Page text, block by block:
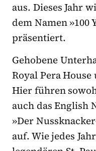
aus. Dieses Jahr
dem Namen »100
präsentiert.
Gehobene
Royal Pera
Hier führen
auch das English
»Der
auf. Wie jedes